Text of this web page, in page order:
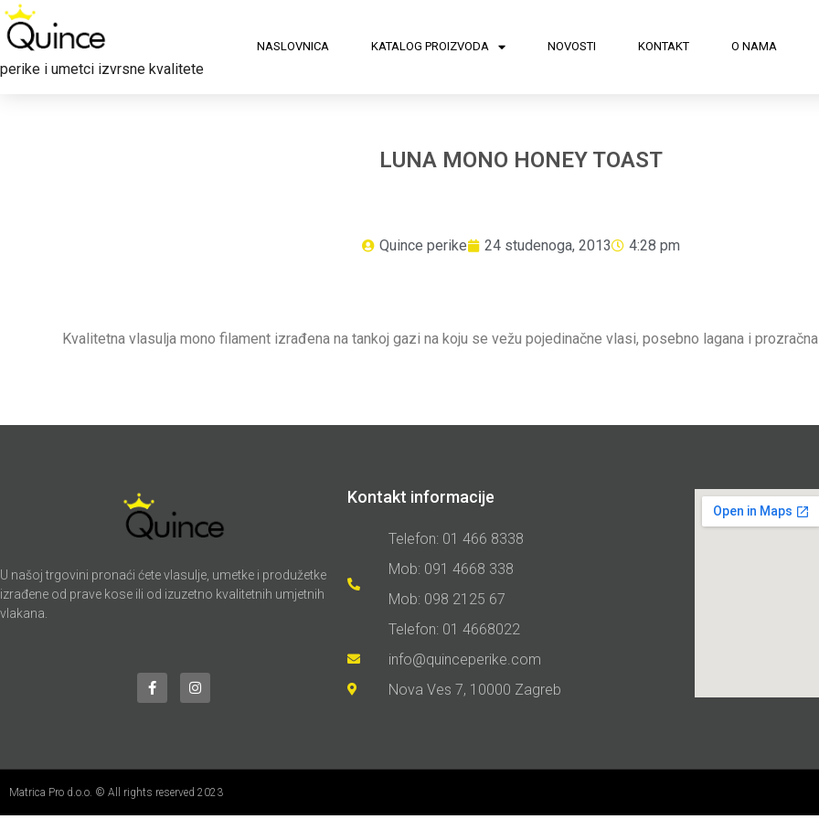
perike i umetci izvrsne kvalitete
NASLOVNICA KATALOG PROIZVODA NOVOSTI KONTAKT O NAMA
LUNA MONO HONEY TOAST
Quince perike 24 studenoga, 2013 4:28 pm
Kvalitetna vlasulja mono filament izrađena na tankoj gazi na koju se vežu pojedinačne vlasi, posebno lagana i prozračna
U našoj trgovini pronaći ćete vlasulje, umetke i produžetke
izrađene od prave kose ili od izuzetno kvalitetnih umjetnih
vlakana.
Kontakt informacije
Telefon: 01 466 8338
Mob: 091 4668 338
Mob: 098 2125 67
Telefon: 01 4668022
info@quinceperike.com
Nova Ves 7, 10000 Zagreb
Matrica Pro d.o.o. © All rights reserved 2023